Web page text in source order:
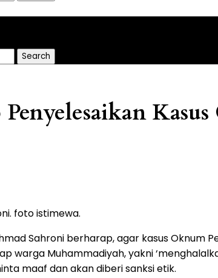
Search
foto istimewa.
Sahroni berharap, agar kasus
warga Muhammadiyah, yakni
maaf dan akan diberi sanksi etik.